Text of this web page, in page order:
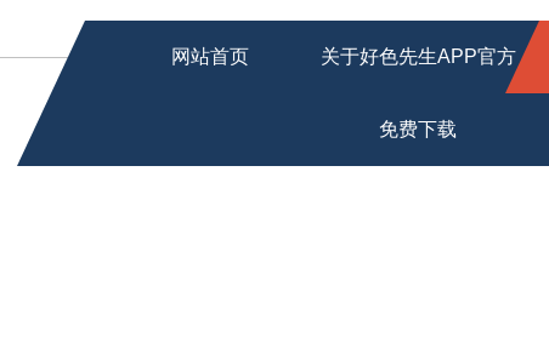
网站首页 关于好色先生APP官方
免费下载